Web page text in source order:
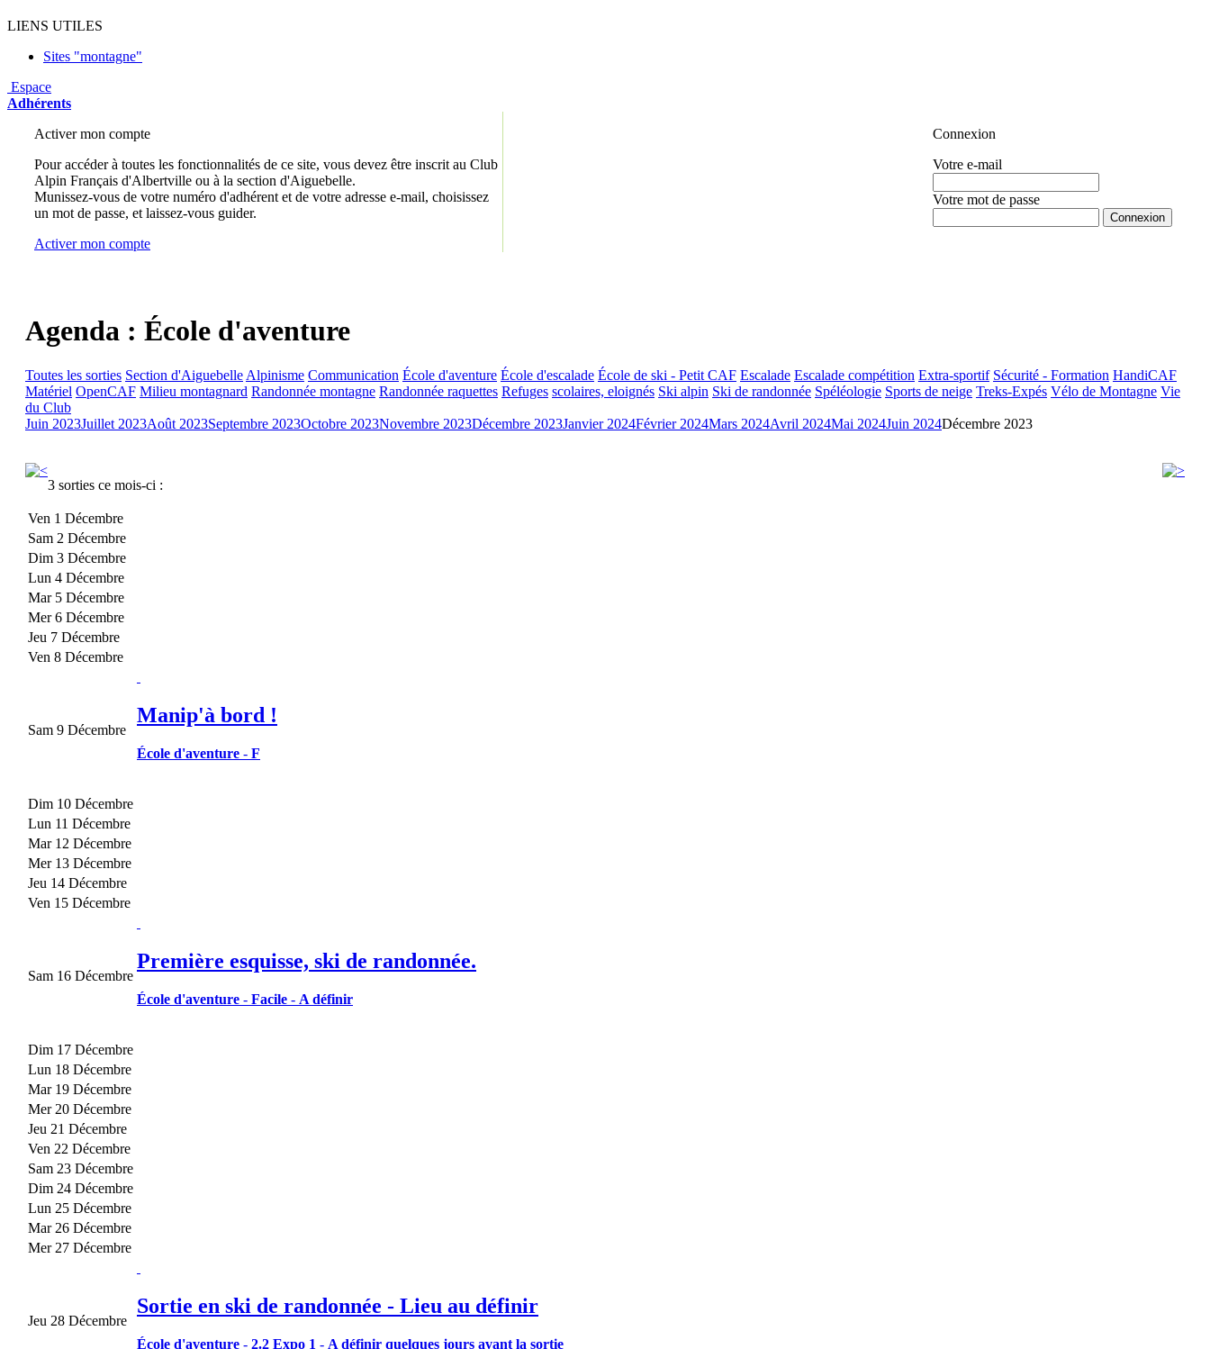
LIENS UTILES
Sites "montagne"
Espace
Adhérents
Activer mon compte
Pour accéder à toutes les fonctionnalités de ce site, vous devez être inscrit au Club
Alpin Français d'Albertville ou à la section d'Aiguebelle.
Munissez-vous de votre numéro d'adhérent et de votre adresse e-mail, choisissez
un mot de passe, et laissez-vous guider.
Activer mon compte
Connexion
Votre e-mail
Votre mot de passe
Agenda : École d'aventure
Toutes les sorties Section d'Aiguebelle Alpinisme Communication École d'aventure École d'escalade École de ski - Petit CAF Escalade Escalade compétition Extra-sportif Sécurité - Formation HandiCAF
Matériel OpenCAF Milieu montagnard Randonnée montagne Randonnée raquettes Refuges scolaires, eloignés Ski alpin Ski de randonnée Spéléologie Sports de neige Treks-Expés Vélo de Montagne Vie
du Club
Juin 2023Juillet 2023Août 2023Septembre 2023Octobre 2023Novembre 2023Décembre 2023Janvier 2024Février 2024Mars 2024Avril 2024Mai 2024Juin 2024Décembre 2023
3 sorties ce mois-ci :
Ven 1 Décembre
Sam 2 Décembre
Dim 3 Décembre
Lun 4 Décembre
Mar 5 Décembre
Mer 6 Décembre
Jeu 7 Décembre
Ven 8 Décembre
Sam 9 Décembre
Manip'à bord !
École d'aventure - F
Dim 10 Décembre
Lun 11 Décembre
Mar 12 Décembre
Mer 13 Décembre
Jeu 14 Décembre
Ven 15 Décembre
Sam 16 Décembre
Première esquisse, ski de randonnée.
École d'aventure - Facile - A définir
Dim 17 Décembre
Lun 18 Décembre
Mar 19 Décembre
Mer 20 Décembre
Jeu 21 Décembre
Ven 22 Décembre
Sam 23 Décembre
Dim 24 Décembre
Lun 25 Décembre
Mar 26 Décembre
Mer 27 Décembre
Jeu 28 Décembre
Sortie en ski de randonnée - Lieu au définir
École d'aventure - 2.2 Expo 1 - A définir quelques jours avant la sortie